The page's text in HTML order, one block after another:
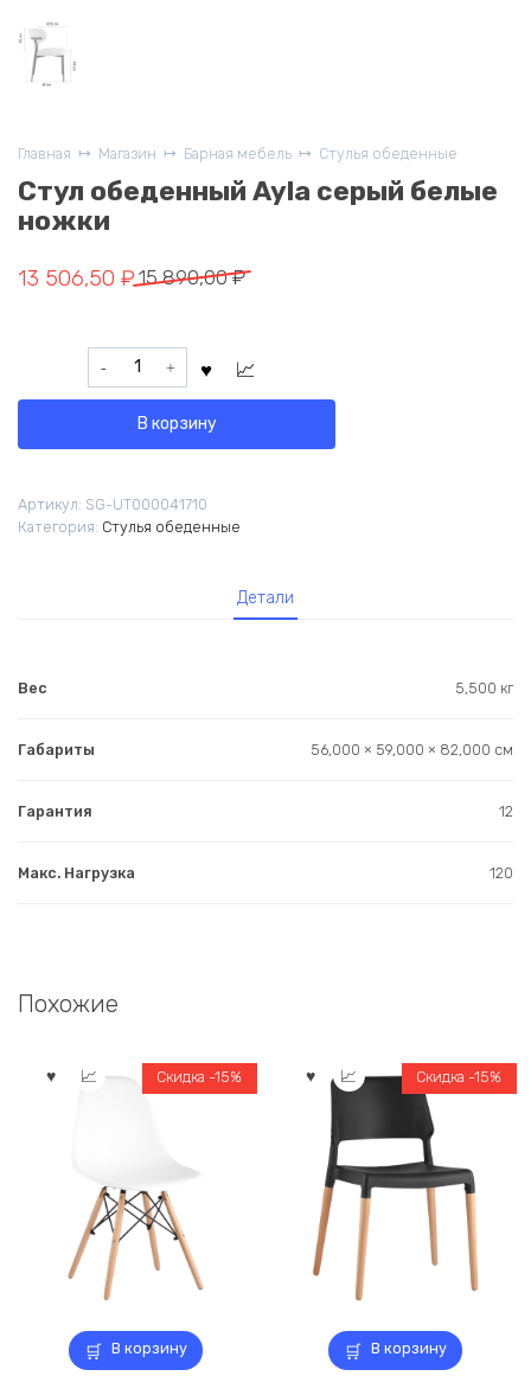
Главная Магазин Барная мебель Стулья обеденные
Стул обеденный Ayla серый белые
ножки
15 890,00₽
Первоначальная
составляла
890,00 ₽.
13 506,50 ₽
Текущая
506,50 ₽.
Количество
товара
обеденный
белые
ножки
В корзину
Артикул: SG-UT000041710
Категория: Стулья обеденные
Детали
Вес 5,500 кг
Габариты 56,000 × 59,000 × 82,000 см
Гарантия 12
Макс. Нагрузка 120
Похожие
В корзину
Скидка -15%
В корзину
Скидка -15%